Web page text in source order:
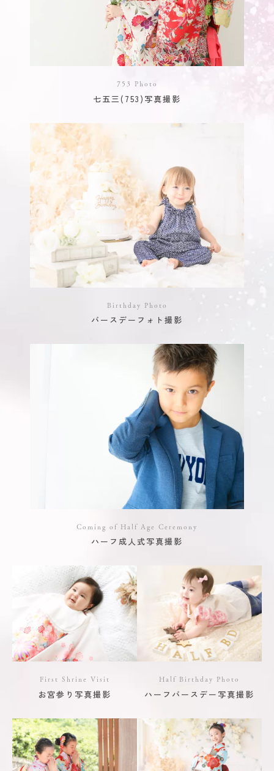
753 Photo
七五三(753)写真撮影
Birthday Photo
バースデーフォト撮影
Coming of Half Age Ceremony
ハーフ成人式写真撮影
First Shrine Visit
お宮参り写真撮影
Half Birthday Photo
ハーフバースデー写真撮影